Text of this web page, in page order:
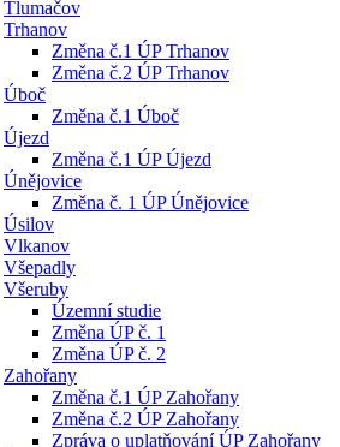
Tlumačov
Trhanov
Změna č.1 ÚP Trhanov
Změna č.2 ÚP Trhanov
Úboč
Změna č.1 Úboč
Újezd
Změna č.1 ÚP Újezd
Únějovice
Změna č. 1 ÚP Únějovice
Úsilov
Vlkanov
Všepadly
Všeruby
Územní studie
Změna ÚP č. 1
Změna ÚP č. 2
Zahořany
Změna č.1 ÚP Zahořany
Změna č.2 ÚP Zahořany
Zpráva o uplatňování ÚP Zahořany